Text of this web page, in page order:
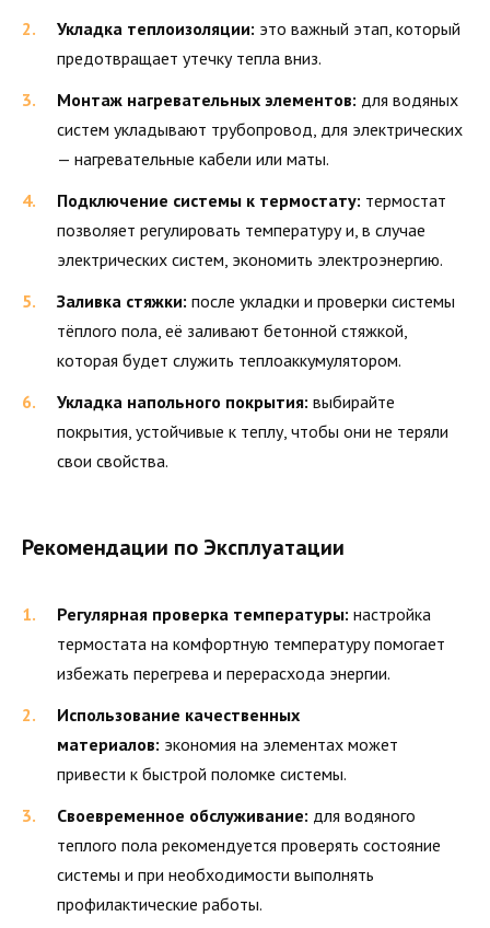
Укладка теплоизоляции: это важный этап, который
предотвращает утечку тепла вниз.
Монтаж нагревательных элементов: для водяных
систем укладывают трубопровод, для электрических
— нагревательные кабели или маты.
Подключение системы к термостату: термостат
позволяет регулировать температуру и, в случае
электрических систем, экономить электроэнергию.
Заливка стяжки: после укладки и проверки системы
тёплого пола, её заливают бетонной стяжкой,
которая будет служить теплоаккумулятором.
Укладка напольного покрытия: выбирайте
покрытия, устойчивые к теплу, чтобы они не теряли
свои свойства.
Рекомендации по Эксплуатации
Регулярная проверка температуры: настройка
термостата на комфортную температуру помогает
избежать перегрева и перерасхода энергии.
Использование качественных
материалов: экономия на элементах может
привести к быстрой поломке системы.
Своевременное обслуживание: для водяного
теплого пола рекомендуется проверять состояние
системы и при необходимости выполнять
профилактические работы.